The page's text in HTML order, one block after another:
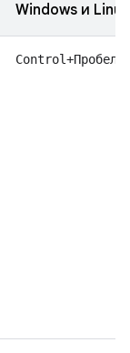
Windows и Linux
Control+Пробел